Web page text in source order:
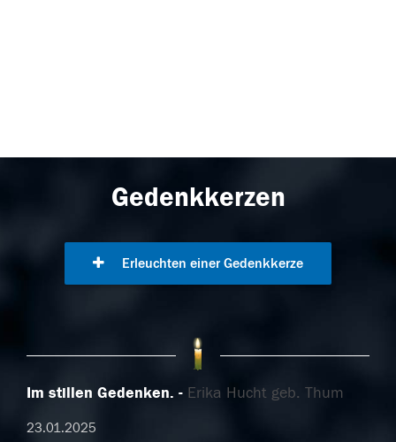
Gedenkkerzen
Erleuchten einer Gedenkkerze
Im stillen Gedenken. Erika Hucht geb. Thum
23.01.2025